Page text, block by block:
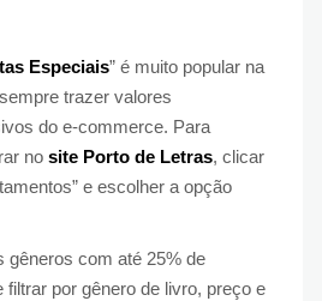
Especiais” é muito popular na
trazer valores
do e-commerce. Para
no site Porto de Letras, clicar
e escolher a opção
gêneros com até 25% de
filtrar por gênero de livro, preço e